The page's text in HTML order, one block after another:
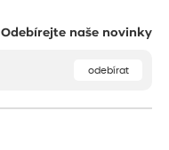
Odebírejte naše novinky
odebírat